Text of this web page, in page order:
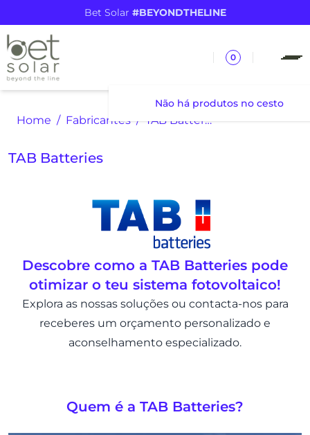
Bet Solar #BEYONDTHELINE
0
Não há produtos no cesto
Home Fabricantes TAB Batteries
TAB Batteries
Descobre como a TAB Batteries pode
otimizar o teu sistema fotovoltaico!
Explora as nossas soluções ou contacta-nos para
receberes um orçamento personalizado e
aconselhamento especializado.
Quem é a TAB Batteries?